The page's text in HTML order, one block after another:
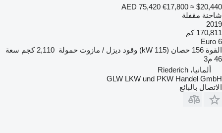
AED 75,420 €17,800 ≈ $20,440
شاحنة مقفلة
2019
170,811 كم
Euro 6
القوة 156 حصان (115 kW) وقود ديزل / مازوت حمولة 2,110 كجم
سعة
46 م3
ألمانيا، Riederich
GLW LKW und PKW Handel GmbH
الاتصال بالبائع